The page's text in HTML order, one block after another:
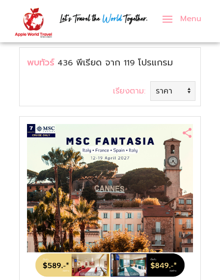
Menu
พบทัวร์ 436 พีเรียด จาก 119 โปรแกรม
เรียงตาม:
ภาคเหนือ
ภาคกลาง
ภาคตะวันตก
เอเชียทัวร์ญี่ปุ่น
ทัวร์เกาหลี
ทัวร์ตุรกี
ทัวร์จอร์เจีย
ทัวร์มาเลเซีย
ทัวร์จีน
ทัวร์ฮ่องกง
ทัวร์ไต้หวัน
ทัวร์ฝรั่งเศส
ทัวร์เยอรมัน
ทัวร์เดนมาร์ก
ทัวร์สวีเดน
ทัวร์สวิตเซอร์แลนด์
ทัวร์ฟินแลนด์
ทัวร์ไอซ์แลนด์
ทัวร์ออสเตรีย
ทัวร์สหรัฐอเมริกา
ทัวร์อังกฤษ
กรุ๊ปครอบครัว
กรุ๊ปทัวร์องค์กร